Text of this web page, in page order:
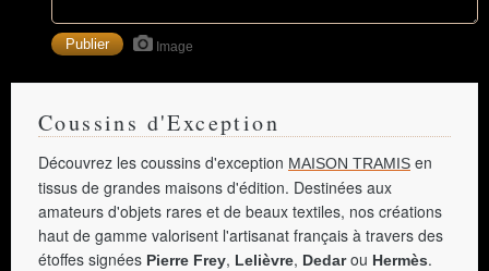
Image
Coussins d'Exception
Découvrez les coussins d'exception MAISON TRAMIS en
tissus de grandes maisons d'édition. Destinées aux
amateurs d'objets rares et de beaux textiles, nos créations
haut de gamme valorisent l'artisanat français à travers des
étoffes signées Pierre Frey, Lelièvre, Dedarou Hermès.